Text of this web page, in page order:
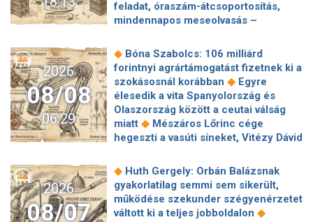
feladat, óraszám-átcsoportosítás,
mindennapos meseolvasás –
tagozatos javaslatcsomagja
Lemond és az egyetemről is távozik
az Ádám Zoltánt kirúgó corvinusos
rektorhelyettes◆
Katasztrófavédelem: Ez már nekünk is
sok! És sajnos nem látjuk a végét ◆
Nem fizeti vissza a vételárat a zuglói
kormányzati negyed
szélerőmű-gyűlölete: egymilliárd
dollárt fizetnek egy német cégnek,
hogy leállítsa az amerikai projektjeit◆
Dinnyedráma: hiába finom csemege,
2026
08/08
06:29
◆ Bóna Szabolcs: 106 milliárd
forintnyi agrártámogatást fizetnek ki a
szokásosnál korábban ◆ Egyre
élesedik a vita Spanyolország és
Olaszország között a ceutai válság
miatt ◆ Mészáros Lőrinc cége
hegeszti a vasúti síneket, Vitézy Dávid
tesz a Bosnyák téri irodakomplexum
beruházója, ha az állam felmondja a
szerződésüket ◆ Megérkezett
Magyar Péter bejelentése: így költik
2026
08/07
◆ Huth Gergely: Orbán Balázsnak
gyakorlatilag semmi sem sikerült,
működése szekunder szégyenérzetet
váltott ki a teljes jobboldalon ◆